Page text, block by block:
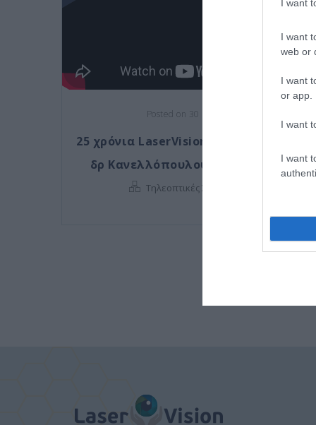
I want
I want
web or
I want
or app.
I want
I want
Posted on 30 Δεκ 2024
25 χρόνια LaserVision: συνέντευξη του
δρ Κανελλόπουλου στο Next Deal
Τηλεοπτικές Συνεντεύξεις